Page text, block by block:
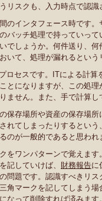
リスクも、入力時点で認識
のインタフェース時です
バッチ処理で持っていっ
でしょうか。何件送り、
いて、処理が漏れるとい
ロセスです。ITによる計
とになりますが、この処
ません。また、手で計算
保存場所や資産の保存場
れてしまったりするとい
のが一般的であると思われ
をワンパターンで覚えま
記していけば、 財務報告に
問題です。認識すべきリ
角マークを記してしまう
なって削除すれば済みます。